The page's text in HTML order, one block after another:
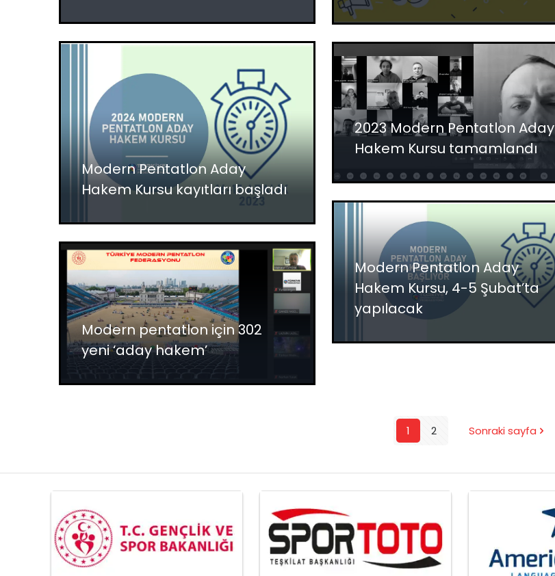
Modern Pentatlon Aday
Hakem Kursu kayıtları başladı
2023 Modern Pentatlon Aday
Hakem Kursu tamamlandı
Modern Pentatlon Aday
Hakem Kursu, 4-5 Şubat’ta
yapılacak
Modern pentatlon için 302
yeni ‘aday hakem’
1 2 Sonraki sayfa